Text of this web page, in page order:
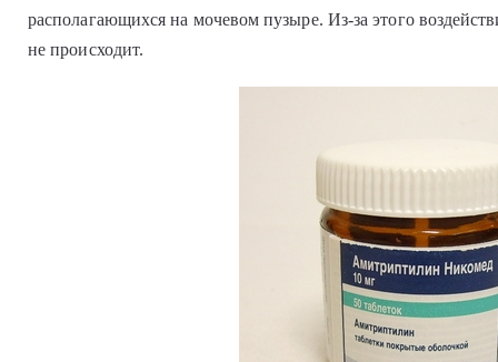
располагающихся на мочевом пузыре. Из-за этого
не происходит.